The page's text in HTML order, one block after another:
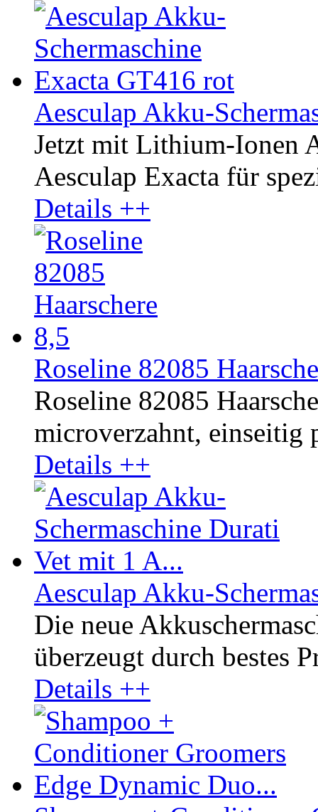
Aesculap Akku-
Jetzt mit Lithium-Ionen
Aesculap Exacta für
Details ++
Roseline 82085
Roseline 82085
microverzahnt, einseitig
Details ++
Aesculap Akku-
Die neue
überzeugt durch bestes
Details ++